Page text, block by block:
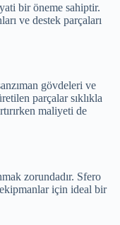
bir öneme sahiptir.
ve destek parçaları
gövdeleri ve
parçalar sıklıkla
maliyeti de
zorundadır. Sfero
için ideal bir